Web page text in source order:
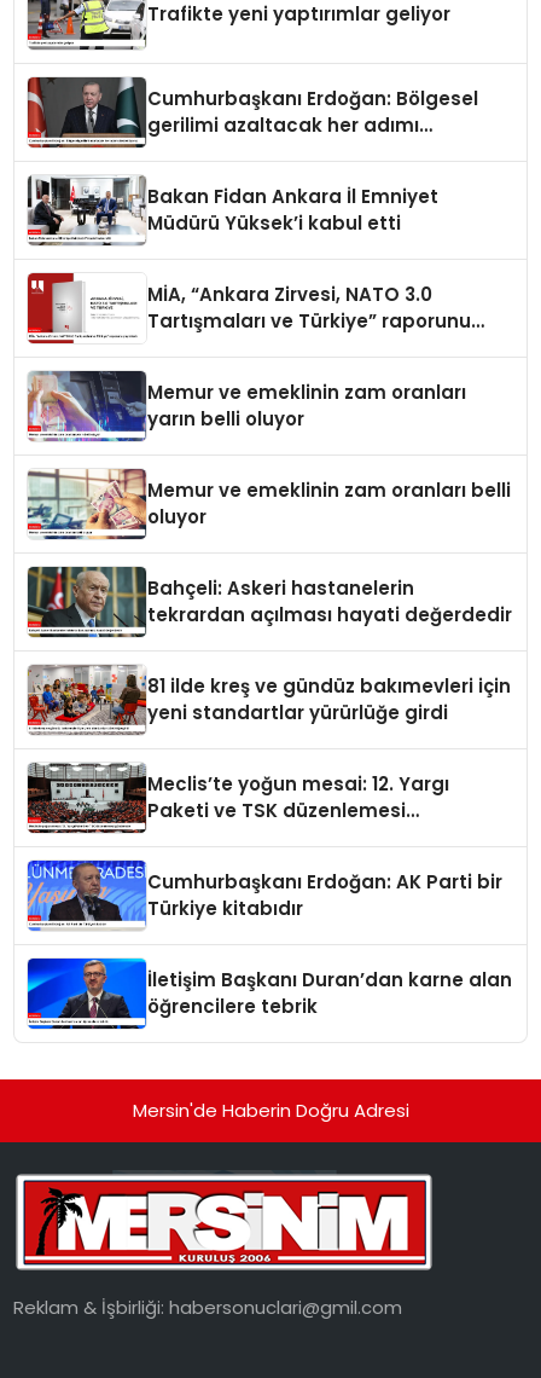
Trafikte yeni yaptırımlar geliyor
Cumhurbaşkanı Erdoğan: Bölgesel
gerilimi azaltacak her adımı
Bakan Fidan Ankara İl Emniyet
Müdürü Yüksek’i kabul etti
MİA, “Ankara Zirvesi, NATO 3.0
Tartışmaları ve Türkiye” raporunu
Memur ve emeklinin zam oranları
yarın belli oluyor
Memur ve emeklinin zam oranları belli
oluyor
Bahçeli: Askeri hastanelerin
tekrardan açılması hayati değerdedir
81 ilde kreş ve gündüz bakımevleri için
yeni standartlar yürürlüğe girdi
Meclis’te yoğun mesai: 12. Yargı
Paketi ve TSK düzenlemesi
Cumhurbaşkanı Erdoğan: AK Parti bir
Türkiye kitabıdır
İletişim Başkanı Duran’dan karne alan
öğrencilere tebrik
Mersin'de Haberin Doğru Adresi
Reklam & İşbirliği:habersonuclari@gmil.com